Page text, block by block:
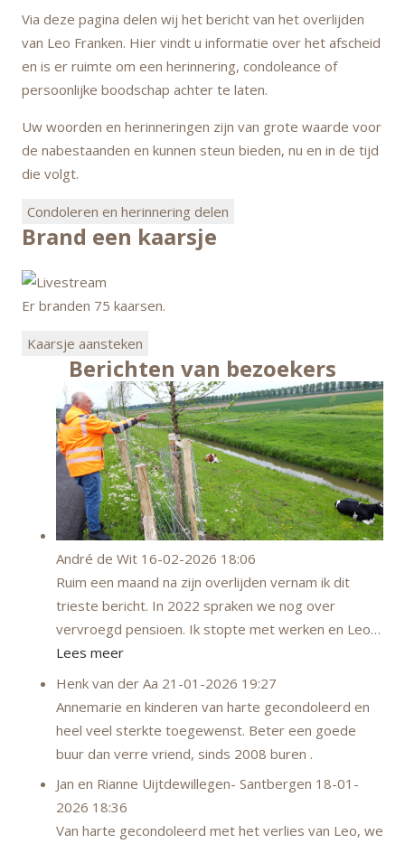
Via deze pagina delen wij het bericht van het overlijden
van Leo Franken. Hier vindt u informatie over het afscheid
en is er ruimte om een herinnering, condoleance of
persoonlijke boodschap achter te laten.
Uw woorden en herinneringen zijn van grote waarde voor
de nabestaanden en kunnen steun bieden, nu en in de tijd
die volgt.
Condoleren en herinnering delen
Brand een kaarsje
Er branden 75 kaarsen.
Kaarsje aansteken
Berichten van bezoekers
André de Wit 16-02-2026 18:06
Ruim een maand na zijn overlijden vernam ik dit
trieste bericht. In 2022 spraken we nog over
vervroegd pensioen. Ik stopte met werken en Leo…
Lees meer
Henk van der Aa 21-01-2026 19:27
Annemarie en kinderen van harte gecondoleerd en
heel veel sterkte toegewenst. Beter een goede
buur dan verre vriend, sinds 2008 buren .
Jan en Rianne Uijtdewillegen- Santbergen 18-01-
2026 18:36
Van harte gecondoleerd met het verlies van Leo, we